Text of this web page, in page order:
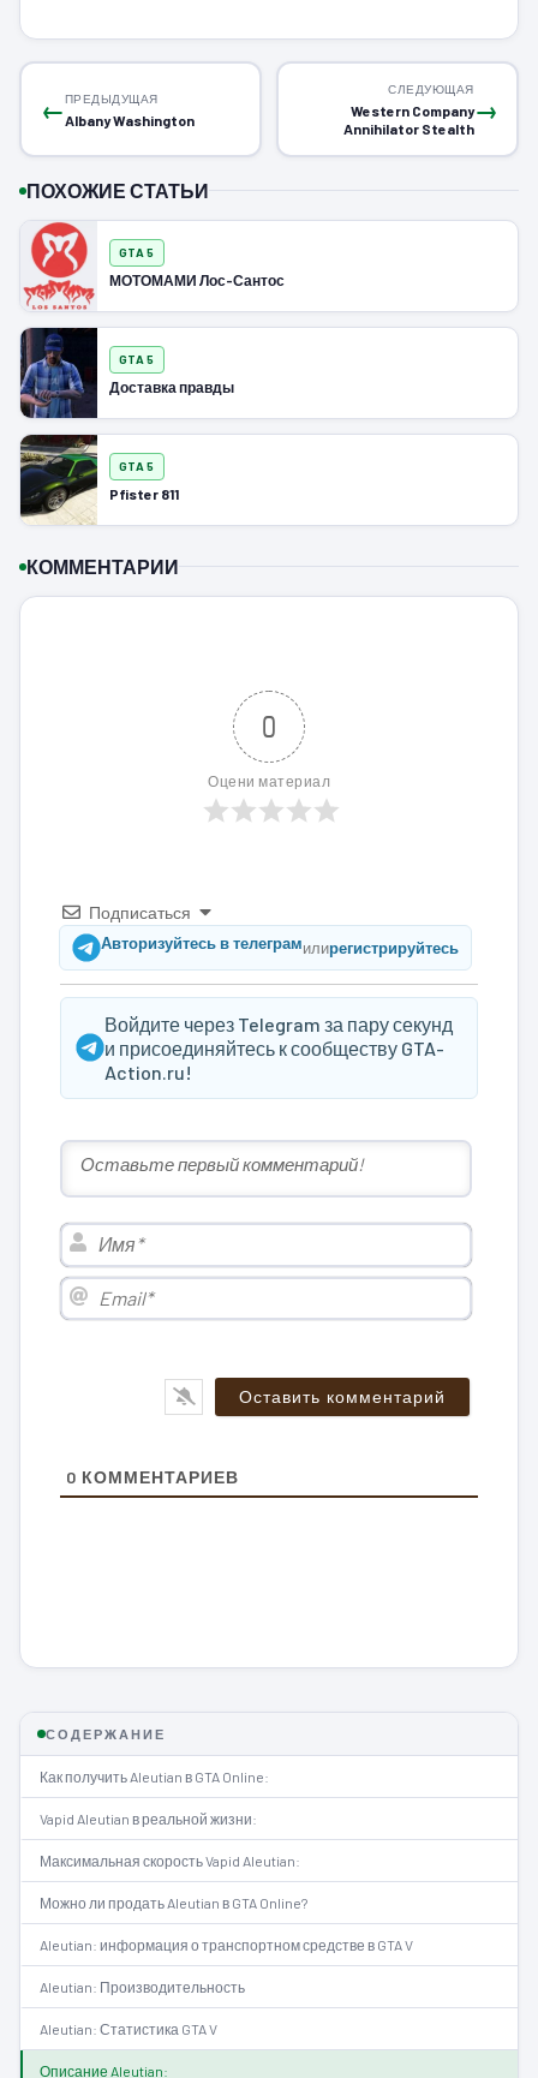
←ПРЕДЫДУЩАЯ
Albany Washington →
СЛЕДУЮЩАЯ
Western Company
Annihilator Stealth
ПОХОЖИЕ СТАТЬИ
GTA 5
МОТОМАМИ Лос-Сантос
GTA 5
Доставка правды
GTA 5
Pfister 811
КОММЕНТАРИИ
0
Оцени материал
Подписаться
Авторизуйтесь в телеграмилирегистрируйтесь
Войдите через Telegram за пару секунд
и присоединяйтесь к сообществу GTA-
Action.ru!
Имя*
Email*
0 КОММЕНТАРИЕВ
СОДЕРЖАНИЕ
Как получить Aleutian в GTA Online:
Vapid Aleutian в реальной жизни:
Максимальная скорость Vapid Aleutian:
Можно ли продать Aleutian в GTA Online?
Aleutian: информация о транспортном средстве в GTA V
Aleutian: Производительность
Aleutian: Статистика GTA V
Описание Aleutian: